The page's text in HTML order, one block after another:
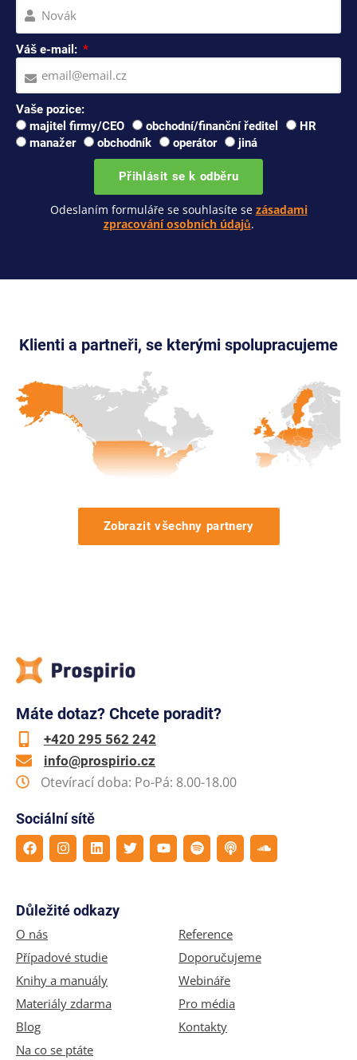
Váš e-mail:
Vaše pozice:
majitel firmy/CEO
obchodní/finanční ředitel
HR
manažer
obchodník operátor jiná
Přihlásit se k odběru
Odeslaním formuláře se souhlasíte se zásadami
zpracování osobních údajů.
Klienti a partneři, se kterými spolupracujeme
Zobrazit všechny partnery
Máte dotaz? Chcete poradit?
+420 295 562 242
info@prospirio.cz
Otevírací doba: Po-Pá: 8.00-18.00
Sociální sítě
Důležité odkazy
O nás
Případové studie
Knihy a manuály
Materiály zdarma
Blog
Na co se ptáte
Reference
Doporučujeme
Webináře
Pro média
Kontakty